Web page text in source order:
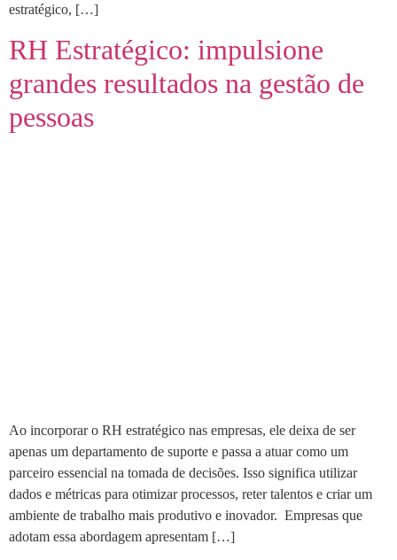
estratégico, […]
RH Estratégico: impulsione
grandes resultados na gestão de
pessoas
Ao incorporar o RH estratégico nas empresas, ele deixa de ser
apenas um departamento de suporte e passa a atuar como um
parceiro essencial na tomada de decisões. Isso significa utilizar
dados e métricas para otimizar processos, reter talentos e criar um
ambiente de trabalho mais produtivo e inovador. Empresas que
adotam essa abordagem apresentam […]